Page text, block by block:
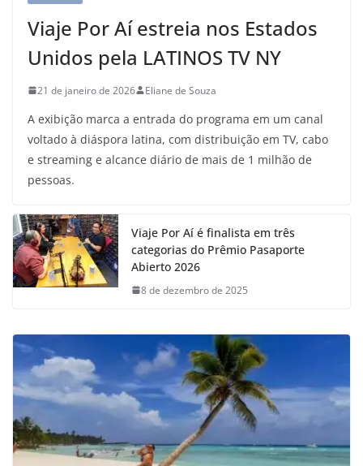
Viaje Por Aí estreia nos Estados
Unidos pela LATINOS TV NY
21 de janeiro de 2026 Eliane de Souza
A exibição marca a entrada do programa em um canal
voltado à diáspora latina, com distribuição em TV, cabo
e streaming e alcance diário de mais de 1 milhão de
pessoas.
Viaje Por Aí é finalista em três
categorias do Prêmio Pasaporte
Abierto 2026
8 de dezembro de 2025